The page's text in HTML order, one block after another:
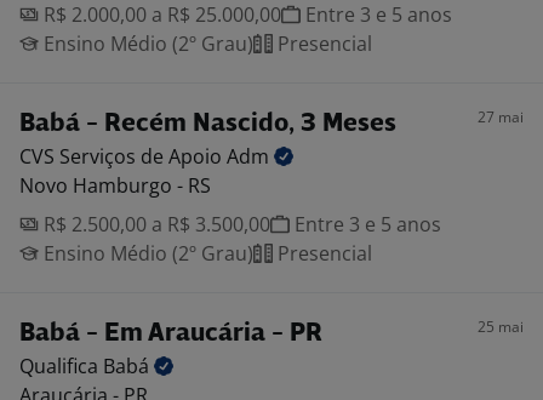
R$ 2.000,00 a R$ 25.000,00
Entre 3 e 5 anos
Ensino Médio (2º Grau)
Presencial
Babá - Recém Nascido, 3 Meses 27 mai
CVS Serviços de Apoio Adm
Novo Hamburgo - RS
R$ 2.500,00 a R$ 3.500,00
Entre 3 e 5 anos
Ensino Médio (2º Grau)
Presencial
Babá - Em Araucária - PR 25 mai
Qualifica Babá